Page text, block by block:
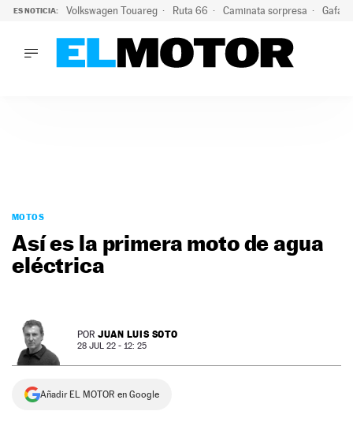
ES NOTICIA: Volkswagen Touareg Ruta 66 Caminata sorpresa Gafas
PODCAST
MOTOS
TECNOLOGÍA
PREMIOS
SERVICIOS
MOTOS
Así es la primera moto de agua
eléctrica
POR JUAN LUIS SOTO
28 JUL 22 - 12: 25
Añadir EL MOTOR en Google